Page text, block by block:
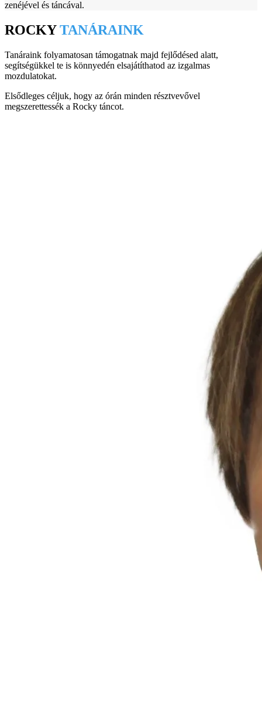
zenéjével és táncával.
ROCKYTANÁRAINK
Tanáraink folyamatosan támogatnak majd fejlődésed alatt,
segítségükkel te is könnyedén elsajátíthatod az izgalmas
mozdulatokat.
Elsődleges céljuk, hogy az órán minden résztvevővel
megszerettessék a Rocky táncot.